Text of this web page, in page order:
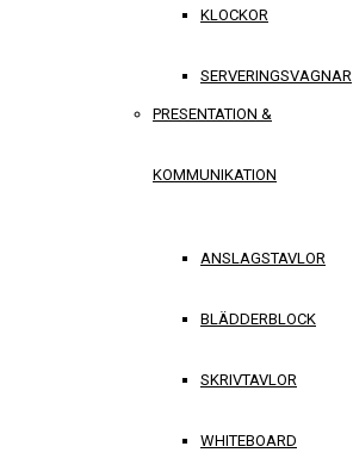
KLOCKOR
SERVERINGSVAGNAR
PRESENTATION &
KOMMUNIKATION
ANSLAGSTAVLOR
BLÄDDERBLOCK
SKRIVTAVLOR
WHITEBOARD